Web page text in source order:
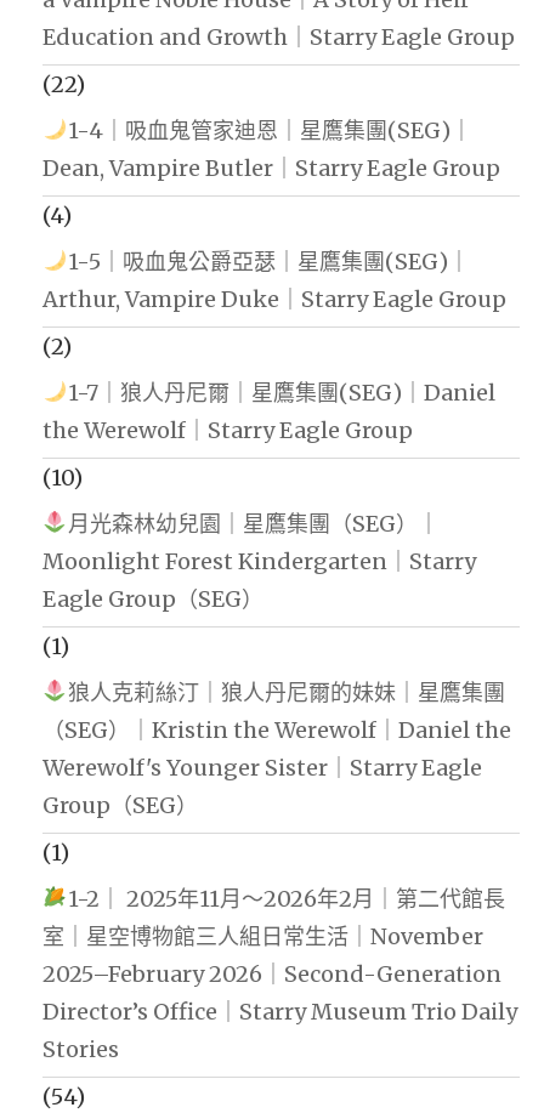
Education and Growth｜Starry Eagle Group
(22)
1-4｜吸血鬼管家迪恩｜星鷹集團(SEG)｜
Dean, Vampire Butler｜Starry Eagle Group
(4)
1-5｜吸血鬼公爵亞瑟｜星鷹集團(SEG)｜
Arthur, Vampire Duke｜Starry Eagle Group
(2)
1-7｜狼人丹尼爾｜星鷹集團(SEG)｜Daniel
the Werewolf｜Starry Eagle Group
(10)
月光森林幼兒園｜星鷹集團（SEG）｜
Moonlight Forest Kindergarten｜Starry
Eagle Group（SEG）
(1)
狼人克莉絲汀｜狼人丹尼爾的妹妹｜星鷹集團
（SEG）｜Kristin the Werewolf｜Daniel the
Werewolf's Younger Sister｜Starry Eagle
Group（SEG）
(1)
1-2｜ 2025年11月～2026年2月｜第二代館長
室｜星空博物館三人組日常生活｜November
2025–February 2026｜Second-Generation
Director’s Office｜Starry Museum Trio Daily
Stories
(54)